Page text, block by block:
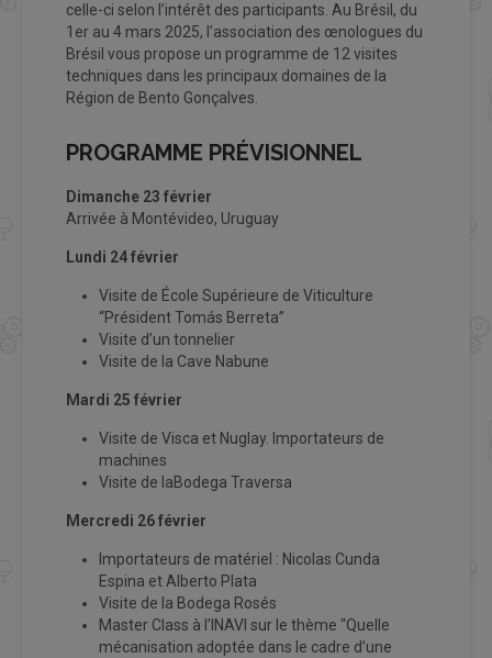
celle-ci selon l’intérêt des participants. Au Brésil, du
1er au 4 mars 2025, l’association des œnologues du
Brésil vous propose un programme de 12 visites
techniques dans les principaux domaines de la
Région de Bento Gonçalves.
PROGRAMME PRÉVISIONNEL
Dimanche 23 février
Arrivée à Montévideo, Uruguay
Lundi 24 février
Visite de École Supérieure de Viticulture
“Président Tomás Berreta”
Visite d’un tonnelier
Visite de la Cave Nabune
Mardi 25 février
Visite de Visca et Nuglay. Importateurs de
machines
Visite de laBodega Traversa
Mercredi 26 février
Importateurs de matériel : Nicolas Cunda
Espina et Alberto Plata
Visite de la Bodega Rosés
Master Class à l’INAVI sur le thème “Quelle
mécanisation adoptée dans le cadre d’une